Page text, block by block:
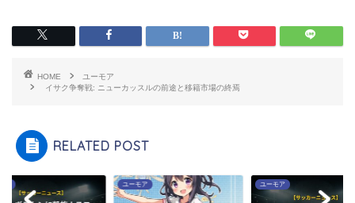
HOME
ユーモア
イサク争奪戦: ニューカッスルの前途と移籍市場の終焉
RELATED POST
ユーモア ユーモア